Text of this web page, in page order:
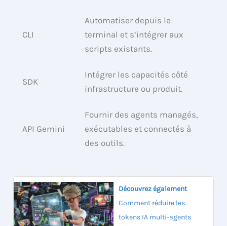
CLI
Automatiser depuis le
terminal et s’intégrer aux
scripts existants.
SDK
Intégrer les capacités côté
infrastructure ou produit.
API Gemini
Fournir des agents managés,
exécutables et connectés à
des outils.
Découvrez également
Comment réduire les
tokens IA multi-agents